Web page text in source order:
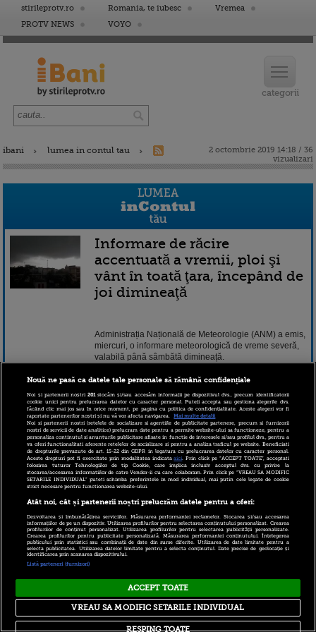
stirileprotv.ro Romania, te iubesc
Vremea
PROTV NEWS
VOYO
ibani lumea in contul tau
2 octombrie 2019 14:18 / 36
vizualizari
Informare de răcire
accentuată a vremii, ploi şi
vânt în toată ţara, începând de
joi dimineaţă
Administrația Națională de Meteorologie (ANM) a emis,
miercuri, o informare meteorologică de vreme severă,
valabilă până sâmbătă dimineață.
Continuarea pe www.stirileprotv.ro.
2 octombrie 2019 14:18
Copyright © 2026 PRO TV S.R.L |
Politica Confidentialitate| RSS
Nouă ne pasă ca datele tale personale să rămână confidențiale
Noi și partenerii noștri201stocăm și/sau accesăm informații pe dispozitivul dvs., precum identificatorii
cookie unici pentru prelucrarea datelor cu caracter personal. Puteți accepta sau gestiona alegerile dvs.
făcând clic mai jos sau în orice moment, pe pagina cu politica de confidențialitate. Aceste alegeri vor fi
raportate partenerilor noștri și nu vă vor afecta navigarea.
Mai multe detalii
Noi si partenerii nostri (retelele de socializare si agentiile de publicitate partenere, precum si furnizorii
nostri de servicii de date analitice) prelucram date pentru a permite website-ului sa functioneze, pentru a
personaliza continutul si anunturile publicitare afisate in functie de interesele si/sau profilul dvs., pentru a
va oferi functionalitati aferente retelelor de socializare si pentru a analiza traficul pe website. Beneficiati
de drepturile prevazute de art. 15-22 din GDPR in legatura cu prelucrarea datelor cu caracter personal.
Aceste drepturi pot fi exercitate prin modalitatea indicataaici. Prin click pe “ACCEPT TOATE”, acceptati
folosirea tuturor Tehnologiilor de tip Cookie, care implica inclusiv acceptul dvs. cu privire la
stocarea/accesarea informatiilor de catre Vendor-ii cu care colaboram. Prin click pe “VREAU SA MODIFIC
SETARILE INDIVIDUAL” puteti schimba preferintele in mod individual, mai putin cele legate de cookie
strict necesare pentru functionarea website-ului.
Atât noi, cât și partenerii noștri prelucrăm datele pentru a oferi:
Dezvoltarea și îmbunătățirea serviciilor. Măsurarea performanței reclamelor. Stocarea și/sau accesarea
informațiilor de pe un dispozitiv. Utilizarea profilurilor pentru selectarea conținutului personalizat. Crearea
profilurilor de conținut personalizat. Utilizarea profilurilor pentru selectarea publicității personalizate.
Crearea profilurilor pentru publicitate personalizată. Măsurarea performanței conținutului. Înțelegerea
publicului prin statistici sau combinații de date din surse diferite. Utilizarea de date limitate pentru a
selecta publicitatea. Utilizarea datelor limitate pentru a selecta conținutul. Date precise de geolocație și
identificarea prin scanarea dispozitivului.
Listă parteneri (furnizori)
ACCEPT TOATE
RESPING TOATE
VREAU SA MODIFIC SETARILE INDIVIDUAL